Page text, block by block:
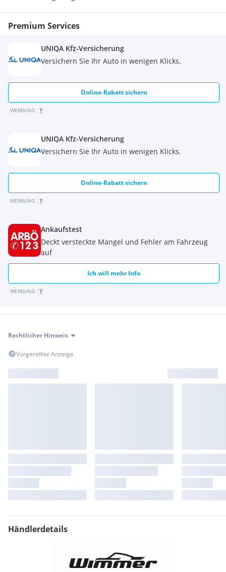
Premium Services
UNIQA Kfz-Versicherung
Versichern Sie Ihr Auto in wenigen Klicks.
Online-Rabatt sichern
WERBUNG
UNIQA Kfz-Versicherung
Versichern Sie Ihr Auto in wenigen Klicks.
Online-Rabatt sichern
WERBUNG
Ankaufstest
Deckt versteckte Mängel und Fehler am Fahrzeug
auf
Ich will mehr Info
WERBUNG
Rechtlicher Hinweis
Vorgereihte Anzeige
Händlerdetails